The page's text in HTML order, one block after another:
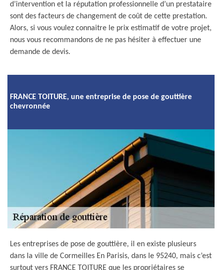
d’intervention et la réputation professionnelle d’un prestataire
sont des facteurs de changement de coût de cette prestation.
Alors, si vous voulez connaitre le prix estimatif de votre projet,
nous vous recommandons de ne pas hésiter à effectuer une
demande de devis.
FRANCE TOITURE, une entreprise de pose de gouttière
chevronnée
Les entreprises de pose de gouttière, il en existe plusieurs
dans la ville de Cormeilles En Parisis, dans le 95240, mais c’est
surtout vers FRANCE TOITURE que les propriétaires se